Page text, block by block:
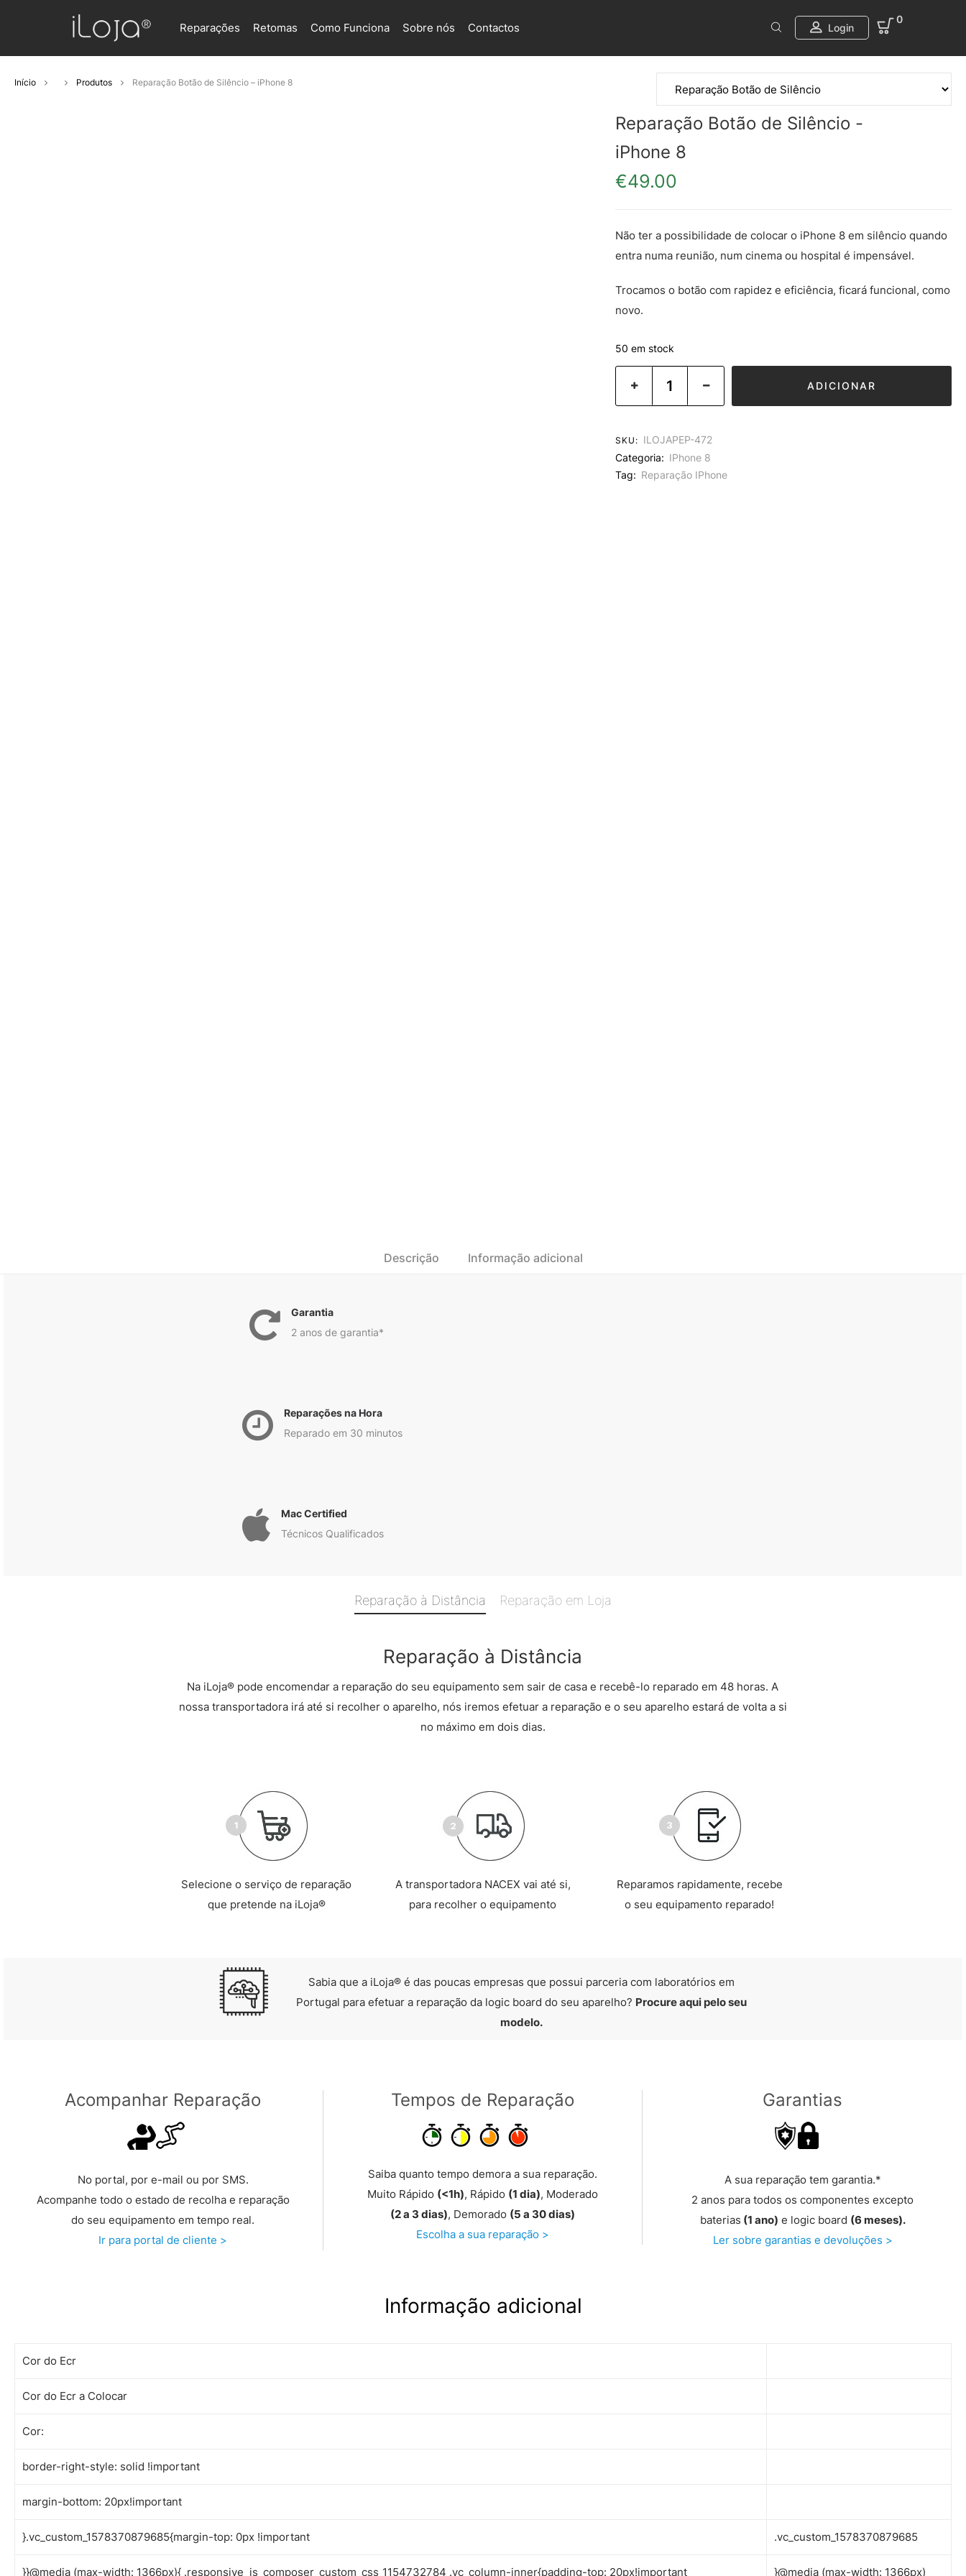
Reparações Retomas Como Funciona Sobre nós Contactos Login
0
Início Produtos Reparação Botão de Silêncio – iPhone 8
Reparação Botão de Silêncio -
iPhone 8
€49.00
Não ter a possibilidade de colocar o iPhone 8 em silêncio quando
entra numa reunião, num cinema ou hospital é impensável.
Trocamos o botão com rapidez e eficiência, ficará funcional, como
novo.
50 em stock
ADICIONAR
SKU: ILOJAPEP-472
Categoria: IPhone 8
Tag: Reparação IPhone
Descrição Informação adicional
Garantia
2 anos de garantia*
Reparações na Hora
Reparado em 30 minutos
Mac Certified
Técnicos Qualificados
Reparação à Distância Reparação em Loja
Reparação à Distância
Na iLoja® pode encomendar a reparação do seu equipamento sem sair de casa e recebê-lo reparado em 48 horas. A
nossa transportadora irá até si recolher o aparelho, nós iremos efetuar a reparação e o seu aparelho estará de volta a si
no máximo em dois dias.
Selecione o serviço de reparação
que pretende na iLoja®
A transportadora NACEX vai até si,
para recolher o equipamento
Reparamos rapidamente, recebe
o seu equipamento reparado!
Sabia que a iLoja® é das poucas empresas que possui parceria com laboratórios em
Portugal para efetuar a reparação da logic board do seu aparelho? Procure aqui pelo seu
modelo.
Acompanhar Reparação
No portal, por e-mail ou por SMS.
Acompanhe todo o estado de recolha e reparação
do seu equipamento em tempo real.
Ir para portal de cliente >
Tempos de Reparação
Saiba quanto tempo demora a sua reparação.
Muito Rápido (<1h), Rápido (1 dia), Moderado
(2 a 3 dias), Demorado (5 a 30 dias)
Escolha a sua reparação >
Garantias
A sua reparação tem garantia.*
2 anos para todos os componentes excepto
baterias (1 ano) e logic board (6 meses).
Ler sobre garantias e devoluções >
Informação adicional
Cor do Ecr
Cor do Ecr a Colocar
Cor:
border-right-style: solid !important
margin-bottom: 20px!important
}.vc_custom_1578370879685{margin-top: 0px !important .vc_custom_1578370879685
}}@media (max-width: 1366px){ .responsive_js_composer_custom_css_1154732784 .vc_column-inner{padding-top: 20px!important }@media (max-width: 1366px)